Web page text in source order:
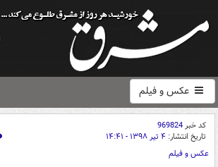
عکس و فیلم
کد خبر969824
تاریخ انتشار: ۴ تیر ۱۳۹۸ - ۱۴:۴۱
عکس و فیلم